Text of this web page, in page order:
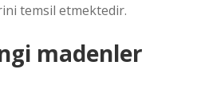
temsil etmektedir.
madenler